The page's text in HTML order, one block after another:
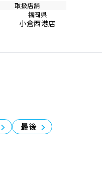
取扱店舗
福岡県
小倉西港店
最後